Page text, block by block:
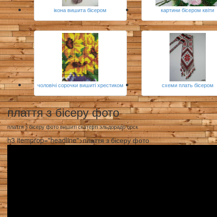
ікона вишита бісером картини бісером квіти
чоловічі сорочки вишиті хрестиком схеми плать бісером
плаття з бісеру фото
плаття з бісеру фото вишиті скатерті эльдорадо орск
h3 itemprop="headline">плаття з бісеру фото